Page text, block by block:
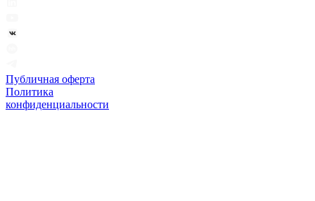
Публичная оферта
Политика
конфиденциальности